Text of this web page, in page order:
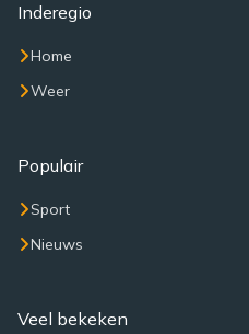
Inderegio
Home
Weer
Populair
Sport
Nieuws
Veel bekeken